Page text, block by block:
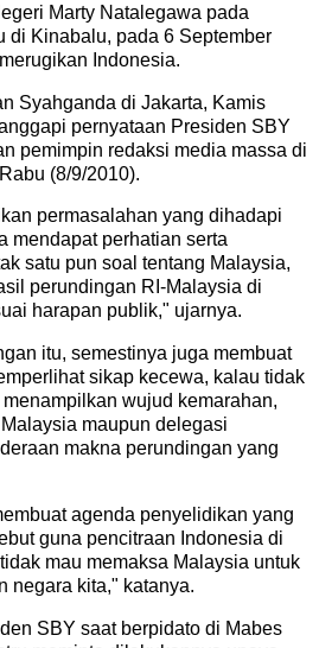
Marty Natalegawa pada
di Kinabalu, pada 6 September
Indonesia.
Syahganda di Jakarta, Kamis
pernyataan Presiden SBY
pemimpin redaksi media massa di
(8/9/2010).
permasalahan yang dihadapi
mendapat perhatian serta
satu pun soal tentang Malaysia,
perundingan RI-Malaysia di
harapan publik," ujarnya.
itu, semestinya juga membuat
sikap kecewa, kalau tidak
wujud kemarahan,
maupun delegasi
makna perundingan yang
agenda penyelidikan yang
guna pencitraan Indonesia di
mau memaksa Malaysia untuk
negara kita," katanya.
SBY saat berpidato di Mabes